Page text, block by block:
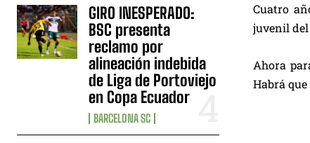
GIRO INESPERADO:
BSC presenta
reclamo por
alineación indebida
de Liga de Portoviejo
en Copa Ecuador
BARCELONA SC
Cuatro
juvenil del
Ahora
Habrá que